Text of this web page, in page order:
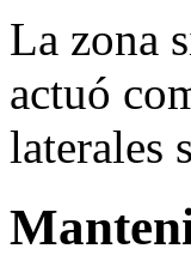
La zona
actuó
laterales